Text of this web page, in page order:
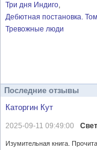
Три дня Индиго
Дебютная постановка.
Тревожные люди
Последние отзывы
Каторгин Кут
2025-09-11 09:49:00
Изумительная книга.